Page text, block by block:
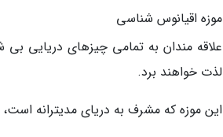
موزه اقیانوس شناسی
علاقه مندان به تمامی چیزهای دریایی
لذت خواهند برد.
این موزه که مشرف به دریای مدیترانه است، در سال 1910